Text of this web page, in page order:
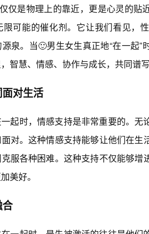
仅是物理上的靠近，更是心灵的贴
限可能的催化剂。它让我们看见，
泉。当🙂男生女生真正地“在一起”
智慧、情感、协作与成长，共同谱
对生活
起时，情感支持是非常重要的。无
对。这种情感支持能够让他们在生
服各种困难。这种支持不仅能够增
美好。